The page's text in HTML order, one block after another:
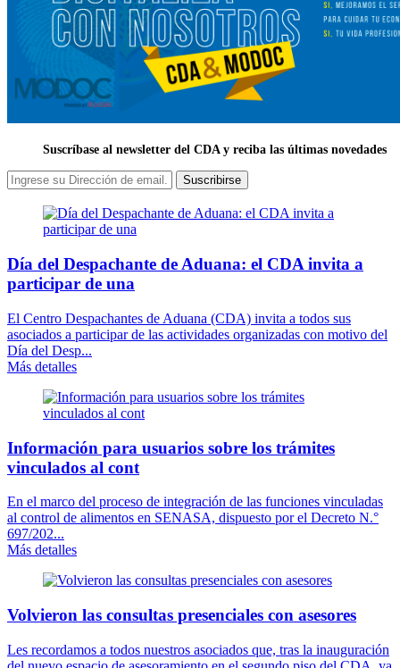
Suscríbase al newsletter del CDA y reciba las últimas novedades
Suscribirse
Día del Despachante de Aduana: el CDA invita a
participar de una
El Centro Despachantes de Aduana (CDA) invita a todos sus
asociados a participar de las actividades organizadas con motivo del
Día del Desp...
Más detalles
Información para usuarios sobre los trámites
vinculados al cont
En el marco del proceso de integración de las funciones vinculadas
al control de alimentos en SENASA, dispuesto por el Decreto N.°
697/202...
Más detalles
Volvieron las consultas presenciales con asesores
Les recordamos a todos nuestros asociados que, tras la inauguración